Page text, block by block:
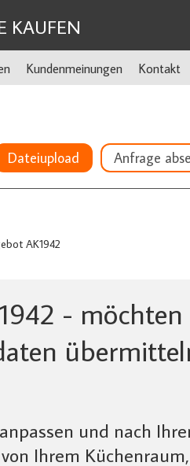
KAUFEN
Kundenmeinungen Kontakt
Dateiupload Anfrage
AK1942
-
und nach
Ihrem